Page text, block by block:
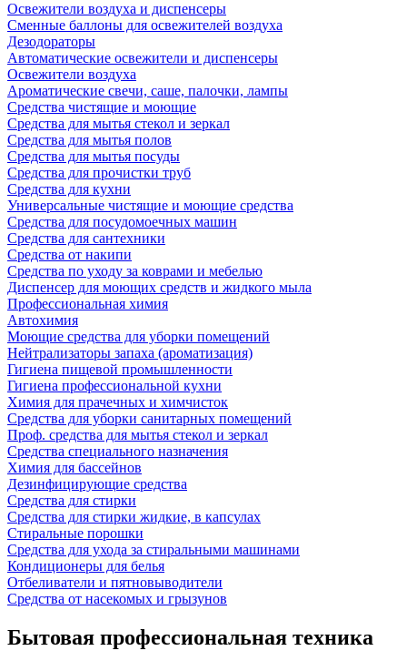
Освежители воздуха и диспенсеры
Сменные баллоны для освежителей воздуха
Дезодораторы
Автоматические освежители и диспенсеры
Освежители воздуха
Ароматические свечи, саше, палочки, лампы
Средства чистящие и моющие
Средства для мытья стекол и зеркал
Средства для мытья полов
Средства для мытья посуды
Средства для прочистки труб
Средства для кухни
Универсальные чистящие и моющие средства
Средства для посудомоечных машин
Средства для сантехники
Средства от накипи
Средства по уходу за коврами и мебелью
Диспенсер для моющих средств и жидкого мыла
Профессиональная химия
Автохимия
Моющие средства для уборки помещений
Нейтрализаторы запаха (ароматизация)
Гигиена пищевой промышленности
Гигиена профессиональной кухни
Химия для прачечных и химчисток
Средства для уборки санитарных помещений
Проф. средства для мытья стекол и зеркал
Средства специального назначения
Химия для бассейнов
Дезинфицирующие средства
Средства для стирки
Средства для стирки жидкие, в капсулах
Стиральные порошки
Средства для ухода за стиральными машинами
Кондиционеры для белья
Отбеливатели и пятновыводители
Средства от насекомых и грызунов
Бытовая профессиональная техника